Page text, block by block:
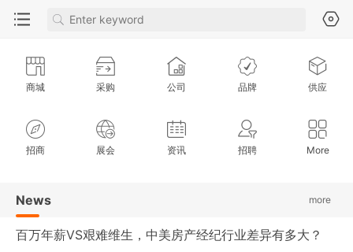
商城 采购 公司 品牌 供应
招商 展会 资讯 招聘 More
more
News
百万年薪VS艰难维生，中美房产经纪行业差异有多大？